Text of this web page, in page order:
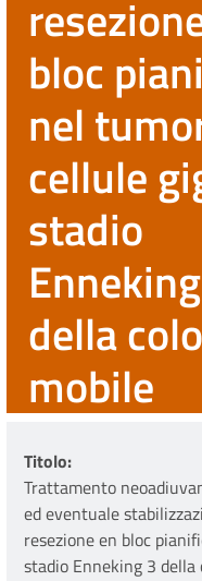
bloc
nel
cellule
stadio
della
mobile
Titolo
Trattamento
ed eventuale
resezione en bloc
stadio Enneking 3 della